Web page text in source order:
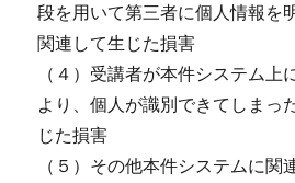
段を用いて第三者に個人情報を
関連して生じた損害
（４）受講者が本件システム上
より、個人が識別できてしまっ
じた損害
（５）その他本件システムに関